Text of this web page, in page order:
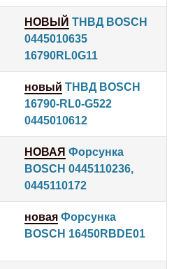
НОВЫЙ ТНВД BOSCH
0445010635
16790RL0G11
новый ТНВД BOSCH
16790-RL0-G522
0445010612
НОВАЯ Форсунка
BOSCH 0445110236,
0445110172
новая Форсунка
BOSCH 16450RBDE01